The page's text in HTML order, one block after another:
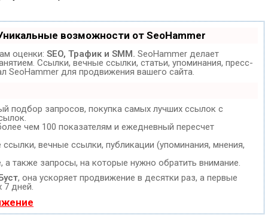
возможности от SeoHammer
оценки: SEO, Трафик и SMM. SeoHammer делает
Ссылки, вечные ссылки, статьи, упоминания, пресс-
SeoHammer для продвижения вашего сайта.
подбор запросов, покупка самых лучших ссылок с
чем 100 показателям и ежедневный пересчет
вечные ссылки, публикации (упоминания, мнения,
также запросы, на которые нужно обратить внимание.
, она ускоряет продвижение в десятки раз, а первые
7 дней.